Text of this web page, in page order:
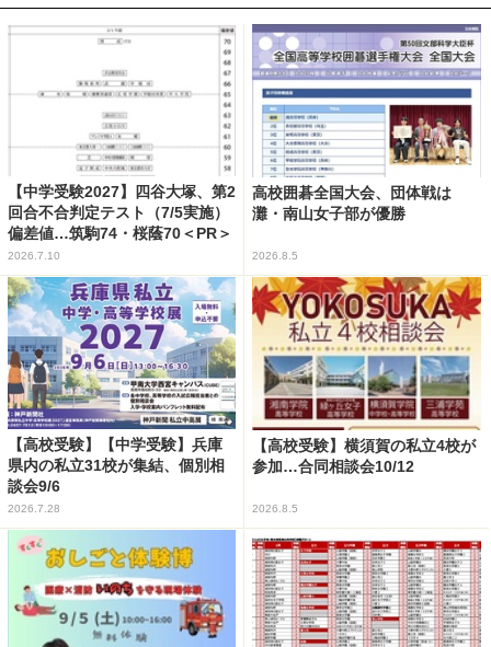
【中学受験2027】四谷大塚、第2
回合不合判定テスト（7/5実施）
偏差値…筑駒74・桜蔭70＜PR＞
2026.7.10
高校囲碁全国大会、団体戦は
灘・南山女子部が優勝
2026.8.5
【高校受験】【中学受験】兵庫
県内の私立31校が集結、個別相
談会9/6
2026.7.28
【高校受験】横須賀の私立4校が
参加…合同相談会10/12
2026.8.5